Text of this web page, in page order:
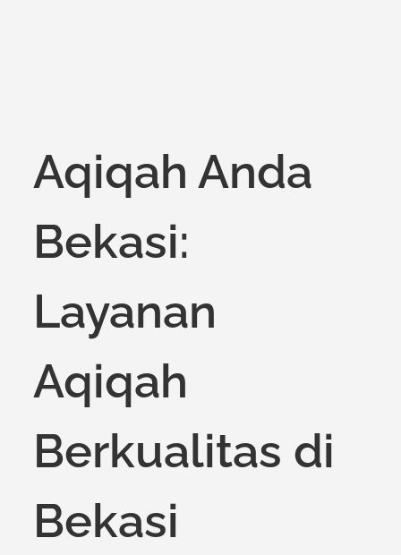
Aqiqah Anda
Bekasi:
Layanan
Aqiqah
Berkualitas di
Bekasi